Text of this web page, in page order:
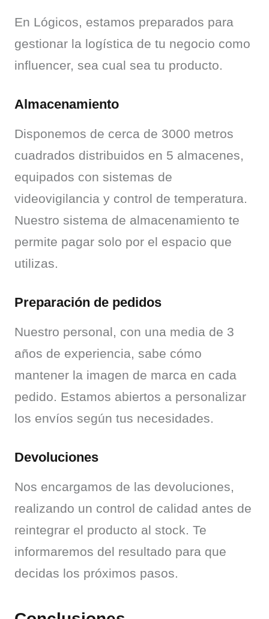
En Lógicos, estamos preparados para
gestionar la logística de tu negocio como
influencer, sea cual sea tu producto.
Almacenamiento
Disponemos de cerca de 3000 metros
cuadrados distribuidos en 5 almacenes,
equipados con sistemas de
videovigilancia y control de temperatura.
Nuestro sistema de almacenamiento te
permite pagar solo por el espacio que
utilizas.
Preparación de pedidos
Nuestro personal, con una media de 3
años de experiencia, sabe cómo
mantener la imagen de marca en cada
pedido. Estamos abiertos a personalizar
los envíos según tus necesidades.
Devoluciones
Nos encargamos de las devoluciones,
realizando un control de calidad antes de
reintegrar el producto al stock. Te
informaremos del resultado para que
decidas los próximos pasos.